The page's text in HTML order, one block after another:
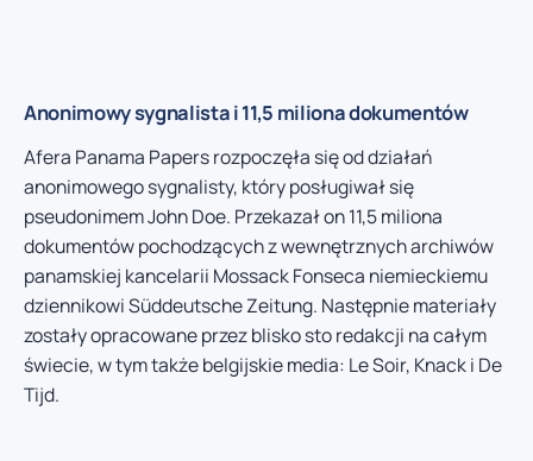
Anonimowy sygnalista i 11,5 miliona dokumentów
Afera Panama Papers rozpoczęła się od działań
anonimowego sygnalisty, który posługiwał się
pseudonimem John Doe. Przekazał on 11,5 miliona
dokumentów pochodzących z wewnętrznych archiwów
panamskiej kancelarii Mossack Fonseca niemieckiemu
dziennikowi Süddeutsche Zeitung. Następnie materiały
zostały opracowane przez blisko sto redakcji na całym
świecie, w tym także belgijskie media: Le Soir, Knack i De
Tijd.